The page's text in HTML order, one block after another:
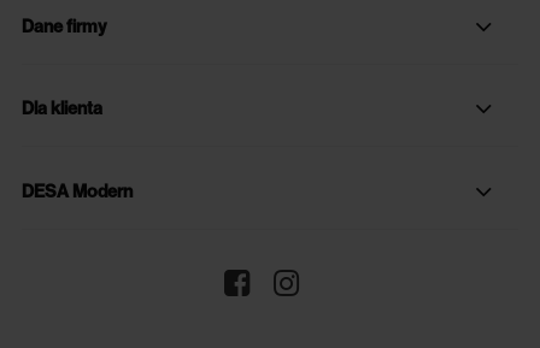
Dane firmy
Dla klienta
DESA Modern